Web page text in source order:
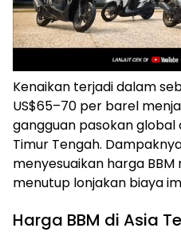
Kenaikan terjadi dalam
US$65–70 per barel
gangguan pasokan
Timur Tengah.
menyesuaikan harga
menutup lonjakan biaya
Harga BBM di Asia